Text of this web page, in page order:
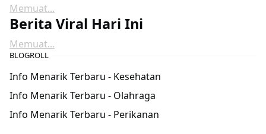
Memuat...
Berita Viral Hari Ini
Memuat...
BLOGROLL
Info Menarik Terbaru - Kesehatan
Info Menarik Terbaru - Olahraga
Info Menarik Terbaru - Perikanan